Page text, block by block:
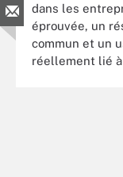
dans les
éprouvée, un
commun et un
réellement lié